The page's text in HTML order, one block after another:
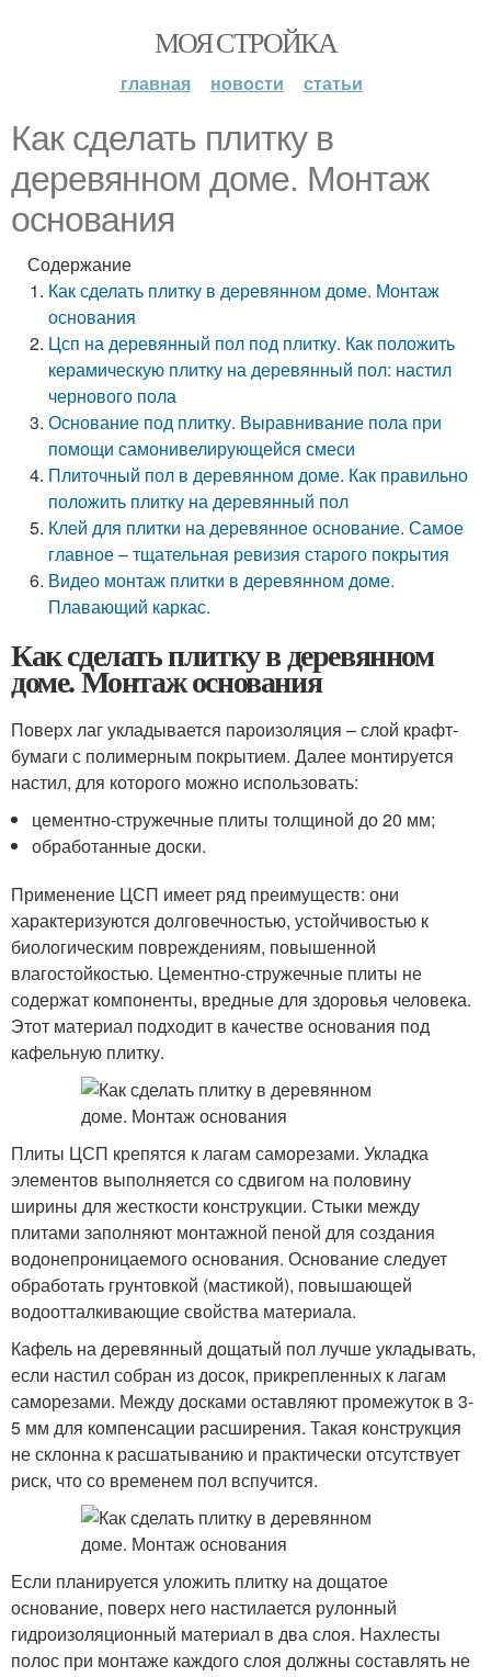
МОЯ СТРОЙКА
главная новости статьи
Как сделать плитку в
деревянном доме. Монтаж
основания
Содержание
Как сделать плитку в деревянном доме. Монтаж
основания
Цсп на деревянный пол под плитку. Как положить
керамическую плитку на деревянный пол: настил
чернового пола
Основание под плитку. Выравнивание пола при
помощи самонивелирующейся смеси
Плиточный пол в деревянном доме. Как правильно
положить плитку на деревянный пол
Клей для плитки на деревянное основание. Самое
главное – тщательная ревизия старого покрытия
Видео монтаж плитки в деревянном доме.
Плавающий каркас.
Как сделать плитку в деревянном
доме. Монтаж основания
Поверх лаг укладывается пароизоляция – слой крафт-
бумаги с полимерным покрытием. Далее монтируется
настил, для которого можно использовать:
цементно-стружечные плиты толщиной до 20 мм;
обработанные доски.
Применение ЦСП имеет ряд преимуществ: они
характеризуются долговечностью, устойчивостью к
биологическим повреждениям, повышенной
влагостойкостью. Цементно-стружечные плиты не
содержат компоненты, вредные для здоровья человека.
Этот материал подходит в качестве основания под
кафельную плитку.
Плиты ЦСП крепятся к лагам саморезами. Укладка
элементов выполняется со сдвигом на половину
ширины для жесткости конструкции. Стыки между
плитами заполняют монтажной пеной для создания
водонепроницаемого основания. Основание следует
обработать грунтовкой (мастикой), повышающей
водоотталкивающие свойства материала.
Кафель на деревянный дощатый пол лучше укладывать,
если настил собран из досок, прикрепленных к лагам
саморезами. Между досками оставляют промежуток в 3-
5 мм для компенсации расширения. Такая конструкция
не склонна к расшатыванию и практически отсутствует
риск, что со временем пол вспучится.
Если планируется уложить плитку на дощатое
основание, поверх него настилается рулонный
гидроизоляционный материал в два слоя. Нахлесты
полос при монтаже каждого слоя должны составлять не